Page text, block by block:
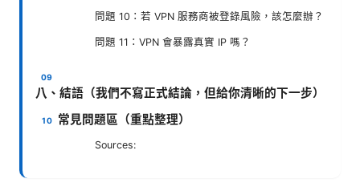
問題 10：若 VPN 服務商被登錄風險，該怎麼辦？
問題 11：VPN 會暴露真實 IP 嗎？
八、結語（我們不寫正式結論，但給你清晰的下一步）
常見問題區（重點整理）
Sources: